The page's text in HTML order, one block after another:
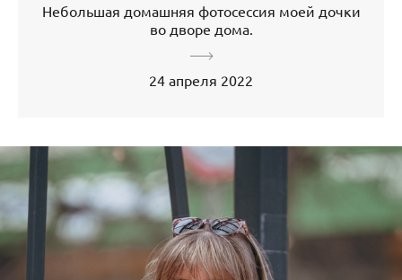
Небольшая домашняя фотосессия моей дочки
во дворе дома.
24 апреля 2022